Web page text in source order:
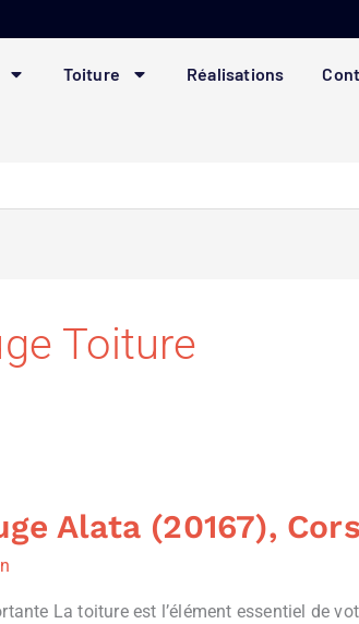
Toiture Réalisations
Toiture
Alata (20167),
La toiture est l’élément essentiel de